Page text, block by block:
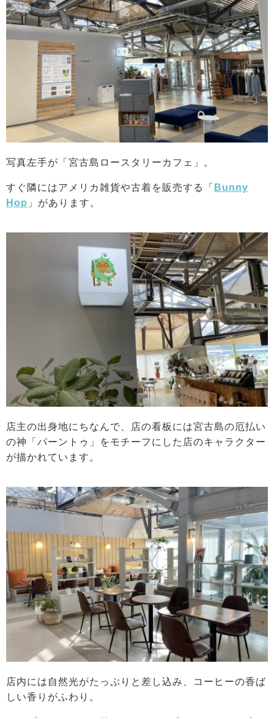
写真左手が「宮古島ロースタリーカフェ」。
すぐ隣にはアメリカ雑貨や古着を販売する「 Bunny
Hop 」があります。
店主の出身地にちなんで、店の看板には宮古島の厄払い
の神「パーントゥ」をモチーフにした店のキャラクター
が描かれています。
店内には自然光がたっぷりと差し込み、コーヒーの香ば
しい香りがふわり。